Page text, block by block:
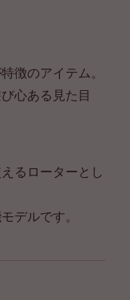
徴のアイテム。
心ある見た目
るローターとし
デルです。